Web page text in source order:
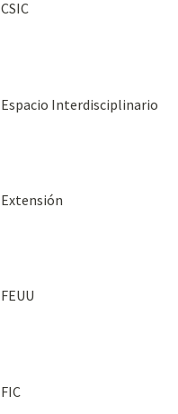
CSIC
Espacio Interdisciplinario
Extensión
FEUU
FIC